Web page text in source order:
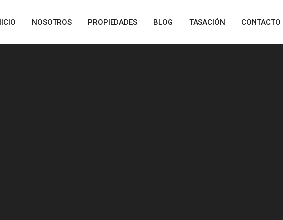
NOSOTROS PROPIEDADES BLOG TASACIÓN CONTACTO